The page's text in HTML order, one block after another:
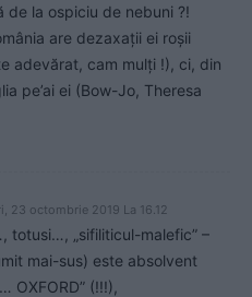
de la ospiciu de nebuni ?!
are dezaxații ei roșii
adevărat, cam mulți !), ci, din
pe’ai ei (Bow-Jo, Theresa
23 octombrie 2019 La 16.12
totusi…, „sifiliticul-malefic” –
mai-sus) este absolvent
OXFORD” (!!!),